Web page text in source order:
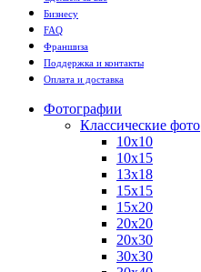
Бизнесу
FAQ
Франшиза
Поддержка и контакты
Оплата и доставка
Фотографии
Классические фото
10х10
10х15
13х18
15х15
15х20
20х20
20х30
30х30